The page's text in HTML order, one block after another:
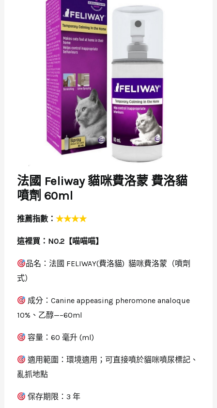
法國 Feliway 貓咪費洛蒙 費洛貓
噴劑 60ml
推薦指數： ★★★★
這裡買： NO.2【喵喵喵】
品名：法國 FELIWAY(費洛貓) 貓咪費洛蒙（噴劑
式）
成分：Canine appeasing pheromone analoque
10%、乙醇—–60ml
容量：60 毫升 (ml)
適用範圍：環境適用；可直接噴於貓咪噴尿標記、
亂抓地點
保存期限：3 年